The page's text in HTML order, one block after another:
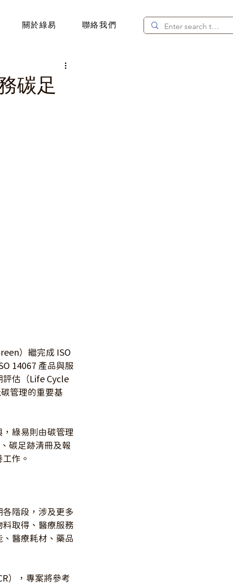
關於綠易 聯絡我們
碳足
）繼完成 ISO
14067 產品與服
評估（Life Cycle
管理的重要基
綠易則由碳管理
碳足跡清冊及報
作。
階段，涉及更多
取得、醫療服務
醫療耗材、藥品
），專案將參考